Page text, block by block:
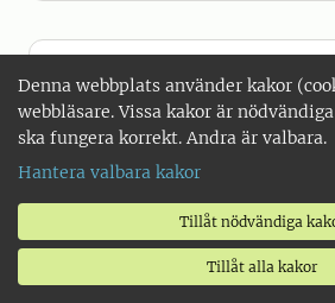
Denna webbplats använder kakor
webbläsare. Vissa kakor är
ska fungera korrekt. Andra är valbara.
Hantera valbara kakor
Tillåt nödvändiga
Tillåt alla kakor